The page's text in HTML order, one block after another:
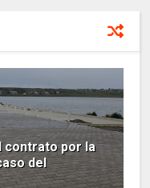
contrato por la
del